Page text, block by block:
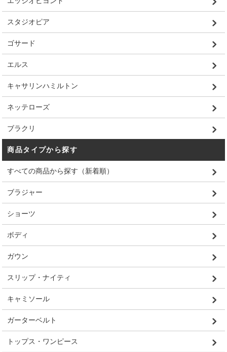
スタジオピア
ゴサード
エルス
キャサリンハミルトン
ネッテローズ
ブラクリ
商品タイプから探す
すべての商品から探す（新着順）
ブラジャー
ショーツ
ボディ
ガウン
スリップ・ナイティ
キャミソール
ガーターベルト
トップス・ワンピース